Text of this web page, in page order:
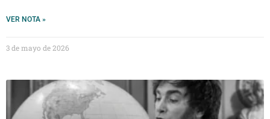
VER NOTA »
3 de mayo de 2026